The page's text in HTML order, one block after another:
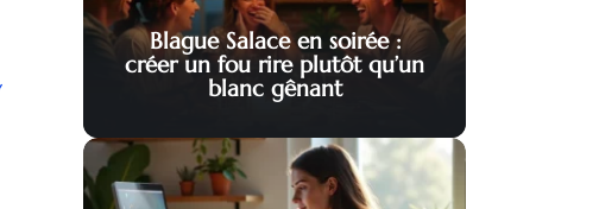
Blague Salace en soirée :
créer un fou rire plutôt qu’un
blanc gênant